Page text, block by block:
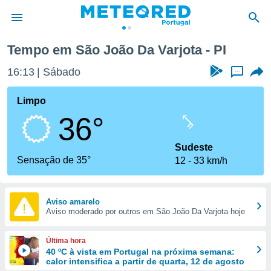
da
foi
fornecidas
a este
das
e
forma
digital
Tempo em São João Da Varjota - PI
16:13 Sábado ...
Limpo
36°
Sensação de 35°
Sudeste
12
33 km/h
Aviso amarelo
Aviso moderado por outros em São João Da Varjota hoje
Última hora
40 ºC à vista em Portugal na próxima semana:
calor intensifica a partir de quarta, 12 de agosto